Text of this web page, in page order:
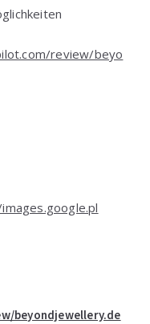
review/beyo
beyondjewellery.de